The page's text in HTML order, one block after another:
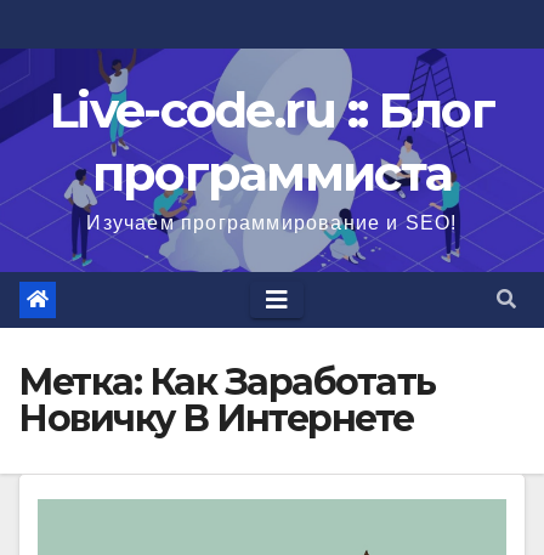
к
содержимому
Live-code.ru :: Блог
программиста
Изучаем программирование и SEO!
Метка: Как Заработать
Новичку В Интернете